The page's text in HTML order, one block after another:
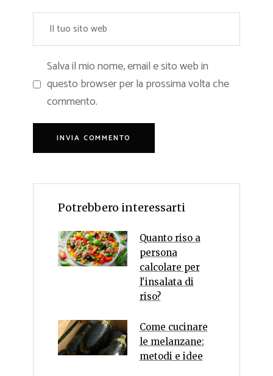
Salva il mio nome, email e sito web in
questo browser per la prossima volta che
commento.
Potrebbero interessarti
Quanto riso a
persona
calcolare per
l'insalata di
riso?
Come cucinare
le melanzane:
metodi e idee